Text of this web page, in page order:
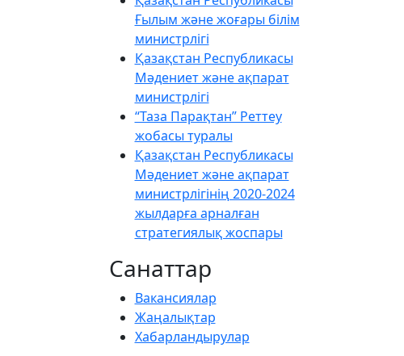
Ғылым және жоғары білім
министрлігі
Қазақстан Республикасы
Мәдениет және ақпарат
министрлігі
“Таза Парақтан” Реттеу
жобасы туралы
Қазақстан Республикасы
Мәдениет және ақпарат
министрлігінің 2020-2024
жылдарға арналған
стратегиялық жоспары
Санаттар
Вакансиялар
Жаңалықтар
Хабарландырулар